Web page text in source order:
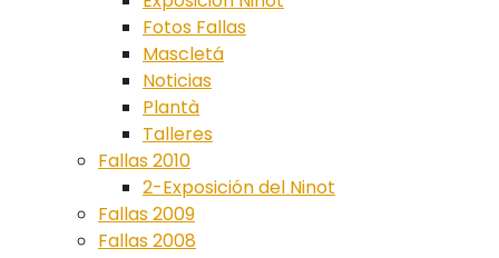
Fotos Fallas
Mascletá
Noticias
Plantà
Talleres
Fallas 2010
2-Exposición del Ninot
Fallas 2009
Fallas 2008